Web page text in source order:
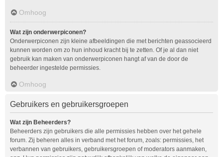
Omhoog
Wat zijn onderwerpiconen?
Onderwerpiconen zijn kleine afbeeldingen die met berichten geassocieerd
kunnen worden om zo hun inhoud kracht bij te zetten. Of je al dan niet
gebruik kan maken van onderwerpiconen hangt af van de door de
beheerder ingestelde permissies.
Omhoog
Gebruikers en gebruikersgroepen
Wat zijn Beheerders?
Beheerders zijn gebruikers die alle permissies hebben over het gehele
forum. Zij beheren alles in verband met het forum, zoals: permissies, het
verbannen van gebruikers, gebruikersgroepen of moderators aanmaken,